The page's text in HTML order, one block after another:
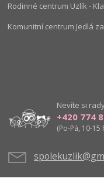
Rodinné centrum Uzlík -
Komunitní centrum Jedlá
Nevíte si
+420 774
(Po-Pá, 10-15